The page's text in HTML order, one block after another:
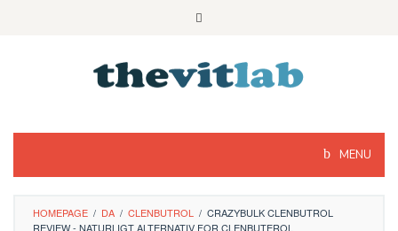
MENU
HOMEPAGE / DA / CLENBUTROL / CRAZYBULK CLENBUTROL
REVIEW - NATURLIGT ALTERNATIV FOR CLENBUTEROL